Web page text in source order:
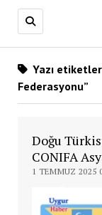
Yazı
Federasyonu”
Doğu
CONIFA
1 TEMMUZ 2025